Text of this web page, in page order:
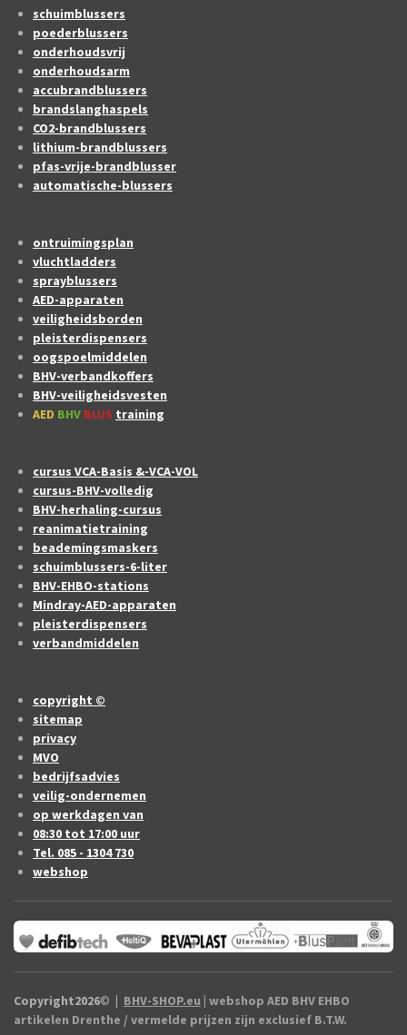
schuimblussers
poederblussers
onderhoudsvrij
onderhoudsarm
accubrandblussers
brandslanghaspels
CO2-brandblussers
lithium-brandblussers
pfas-vrije-brandblusser
automatische-blussers
ontruimingsplan
vluchtladders
sprayblussers
AED-apparaten
veiligheidsborden
pleisterdispensers
oogspoelmiddelen
BHV-verbandkoffers
BHV-veiligheidsvesten
AED BHV BLUS training
cursus VCA-Basis &-VCA-VOL
cursus-BHV-volledig
BHV-herhaling-cursus
reanimatietraining
beademingsmaskers
schuimblussers-6-liter
BHV-EHBO-stations
Mindray-AED-apparaten
pleisterdispensers
verbandmiddelen
copyright ©
sitemap
privacy
MVO
bedrijfsadvies
veilig-ondernemen
op werkdagen van
08:30 tot 17:00 uur
Tel. 085 - 1304 730
webshop
Copyright2026© | BHV-SHOP.eu | webshop AED BHV EHBO
artikelen Drenthe / vermelde prijzen zijn exclusief B.T.W.